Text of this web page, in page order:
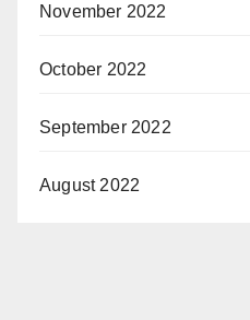
November 2022
October 2022
September 2022
August 2022